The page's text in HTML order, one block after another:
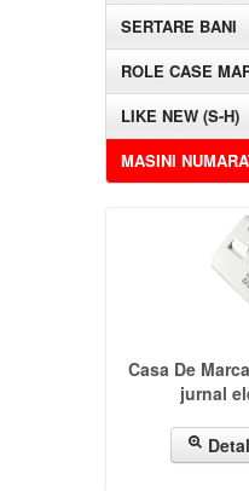
SERTARE BANI
ROLE CASE
LIKE NEW (S-H)
MASINI
Casa De
jurnal